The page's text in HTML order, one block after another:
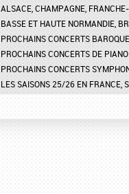
FESTIVAL CHOPIN À
INTERVIEW DE CLAIRE-
GUAY
ALSACE, CHAMPAGNE,
BASSE ET HAUTE NORMANDIE,
PROCHAINS CONCERTS
PROCHAINS CONCERTS DE PIANO
PROCHAINS CONCERTS
LES SAISONS 25/26 EN FRANCE,